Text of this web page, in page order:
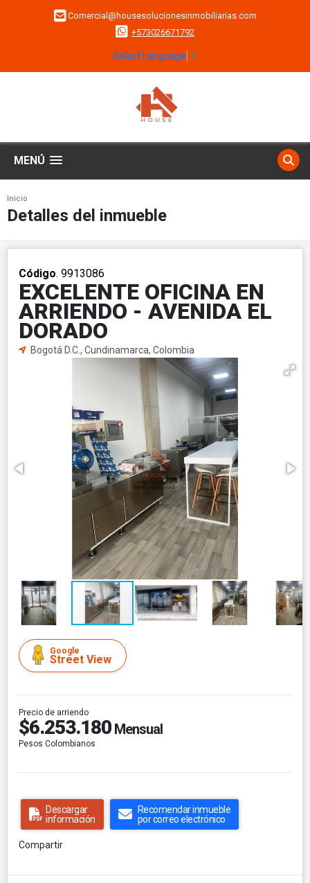
Comercial@housesolucionesinmobiliarias.com
+573026671792
Select Language ▼
MENÚ
Inicio
Detalles del inmueble
Código. 9913086
EXCELENTE OFICINA EN
ARRIENDO - AVENIDA EL
DORADO
Bogotá D.C., Cundinamarca, Colombia
Google
Street View
Precio de arriendo
$6.253.180 Mensual
Pesos Colombianos
Descargar
información
Recomendar inmueble
por correo electrónico
Compartir